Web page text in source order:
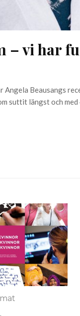
– vi har
Beausangs
suttit längst och